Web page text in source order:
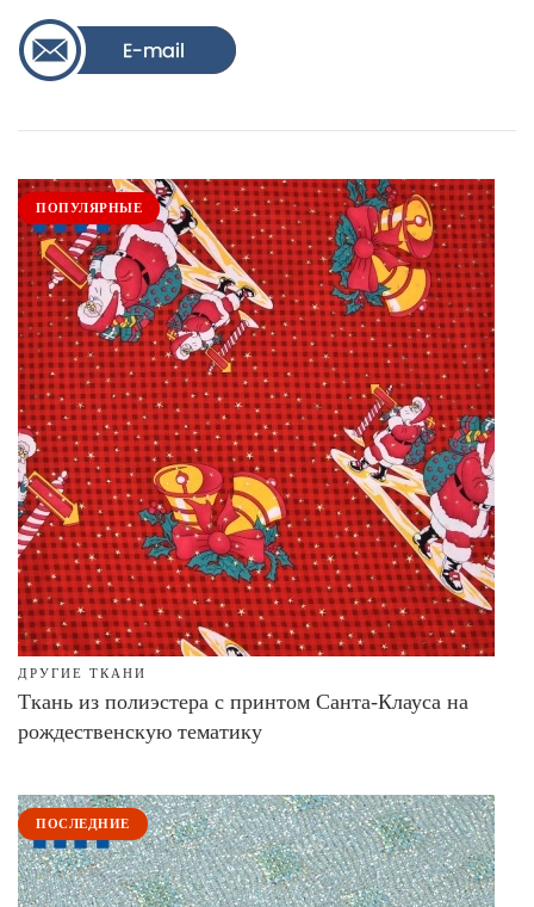
ПОПУЛЯРНЫЕ
ДРУГИЕ ТКАНИ
Ткань из полиэстера с принтом Санта-Клауса на
рождественскую тематику
ПОСЛЕДНИЕ